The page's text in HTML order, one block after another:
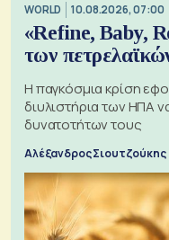
WORLD 10.08.2026, 07:00
«Refine, Baby,
των
Η παγκόσμια κρίση
διυλιστήρια των ΗΠΑ
δυνατοτήτων τους
Αλέξανδρος Σιουτζούκης